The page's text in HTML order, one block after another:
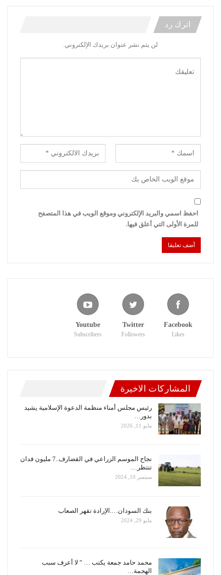
اترك رد
لن يتم نشر عنوان بريدك الإلكتروني.
احفظ اسمي والبريد الإلكتروني وموقع الويب في هذا المتصفح
للمرة الأولى التي أعلق فيها.
Facebook
Likes
Twitter
Followers
Youtube
Subscribers
المشاركات الاخيرة
رئيس مجلس أمناء منظمة الدعوة الإسلامية يشيد
بدور…
مايو 11, 2026
نجاح الموسم الزراعي في القضارف..7 مليون فدان
تنتظر…
سبتمبر 10, 2024
بنك السودان….الإرادة تقهر الصعاب
مايو 29, 2024
محمد حامد جمعة يكتب … ” لا أعرف سبب
الهجمة…